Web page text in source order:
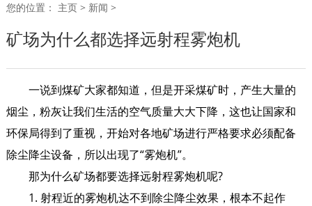
您的位置： 主页> 新闻 >
矿场为什么都选择远射程雾炮机
一说到煤矿大家都知道，但是开采煤矿时，产生大量的
烟尘，粉灰让我们生活的空气质量大大下降，这也让国家和
环保局得到了重视，开始对各地矿场进行严格要求必须配备
除尘降尘设备，所以出现了“雾炮机”。
那为什么矿场都要选择远射程雾炮机呢?
1. 射程近的雾炮机达不到除尘降尘效果，根本不起作